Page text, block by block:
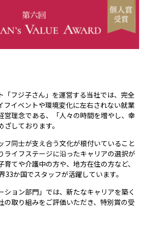
「フジ子さん」を運営する当社では、完全
フイベントや環境変化に左右されない就業
営理念である、「人々の時間を増やし、幸
しております。
フ同士が支え合う文化が根付いていること
ライフステージに沿ったキャリアの選択が
てや介護中の方や、地方在住の方など、
33か国でスタッフが活躍しています。
ション部門」では、新たなキャリアを築く
の取り組みをご評価いただき、特別賞の受